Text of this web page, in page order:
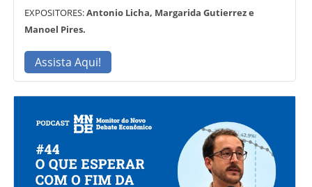
EXPOSITORES:Antonio Licha, Margarida Gutierrez e
Manoel Pires.
Assista Aqui!